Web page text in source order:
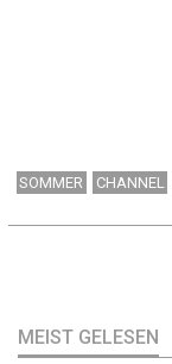
SOMMER CHANNEL
MEIST GELESEN